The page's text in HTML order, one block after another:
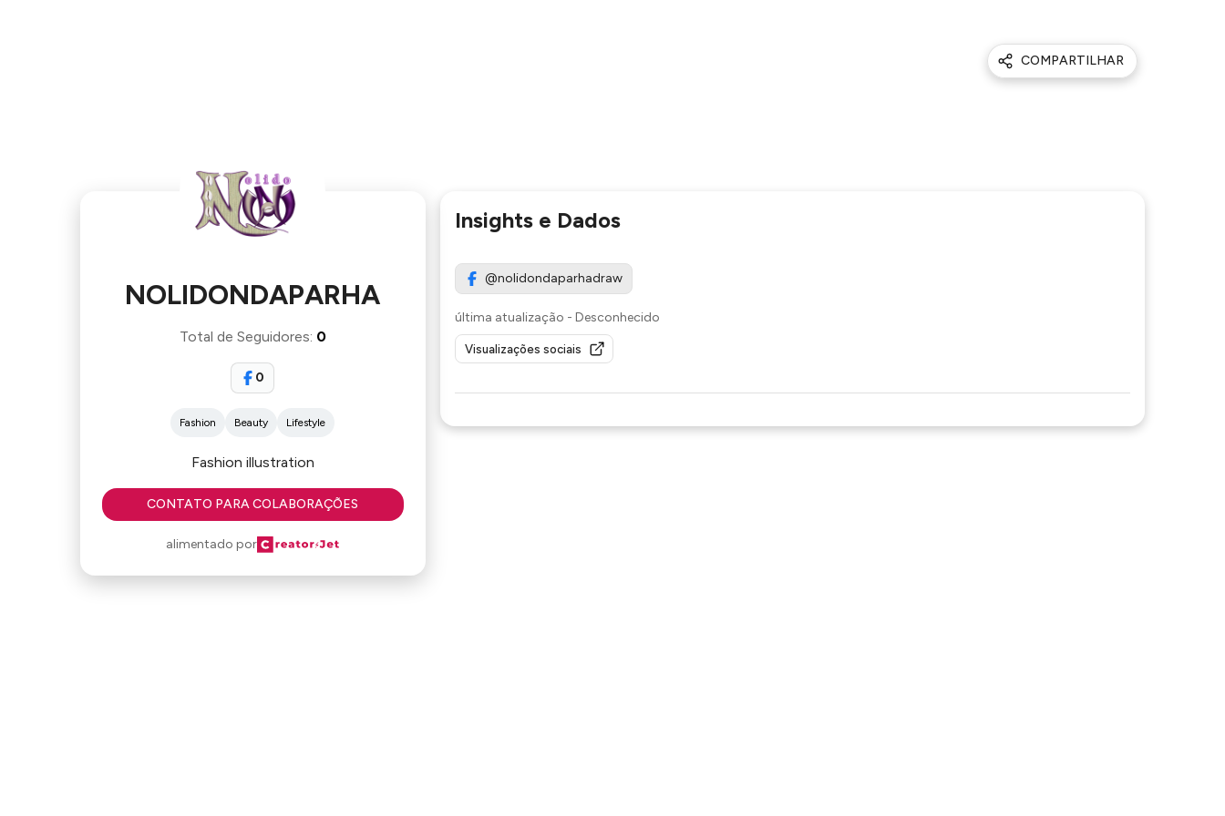
COMPARTILHAR
NOLIDONDAPARHA
Total de Seguidores: 0
0
Fashion Beauty Lifestyle
Fashion illustration
CONTATO PARA COLABORAÇÕES
alimentado por
Insights e Dados
@nolidondaparhadraw
última atualização - Desconhecido
Visualizações sociais